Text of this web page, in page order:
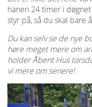
hanen 24 timer i
styr på, så du skal bare
Du kan selv se de nye
høre meget mere om
holder Åbent Hus
vi mere om senere!